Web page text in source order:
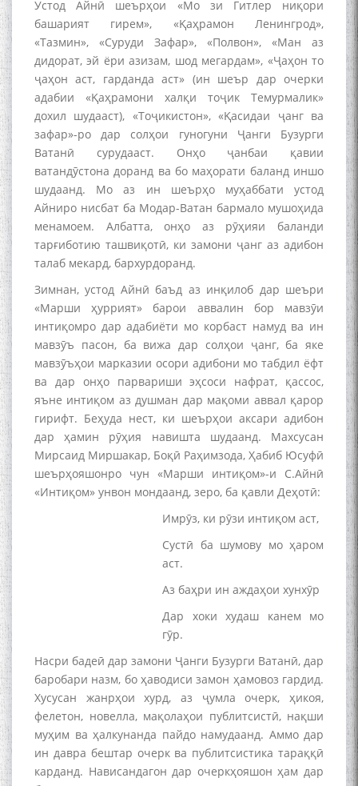
Устод Айнӣ шеърҳои «Мо зи Гитлер ниқори
башарият гирем», «Қаҳрамон Ленингрод»,
«Тазмин», «Суруди Зафар», «Полвон», «Ман аз
дидорат, эй ёри азизам, шод мегардам», «Ҷаҳон то
ҷаҳон аст, гарданда аст» (ин шеър дар очерки
адабии «Қаҳрамони халқи тоҷик Темурмалик»
дохил шудааст), «Тоҷикистон», «Қасидаи ҷанг ва
зафар»-ро дар солҳои гуногуни Ҷанги Бузурги
Ватанӣ сурудааст. Онҳо ҷанбаи қавии
ватандӯстона доранд ва бо маҳорати баланд иншо
шудаанд. Мо аз ин шеърҳо муҳаббати устод
Айниро нисбат ба Модар-Ватан бармало мушоҳида
менамоем. Албатта, онҳо аз рӯҳияи баланди
тарғиботию ташвиқотӣ, ки замони ҷанг аз адибон
талаб мекард, бархурдоранд.
Зимнан, устод Айнӣ баъд аз инқилоб дар шеъри
«Марши ҳуррият» барои аввалин бор мавзӯи
интиқомро дар адабиёти мо корбаст намуд ва ин
мавзӯъ пасон, ба вижа дар солҳои ҷанг, ба яке
мавзӯъҳои марказии осори адибони мо табдил ёфт
ва дар онҳо парвариши эҳсоси нафрат, қассос,
яъне интиқом аз душман дар мақоми аввал қарор
гирифт. Беҳуда нест, ки шеърҳои аксари адибон
дар ҳамин рӯҳия навишта шудаанд. Махсусан
Мирсаид Миршакар, Боқӣ Раҳимзода, Ҳабиб Юсуфӣ
шеърҳояшонро чун «Марши интиқом»-и С.Айнӣ
«Интиқом» унвон мондаанд, зеро, ба қавли Деҳотӣ:
Имрӯз, ки рӯзи интиқом аст,
Сустӣ ба шумову мо ҳаром
аст.
Аз баҳри ин аждаҳои хунхӯр
Дар хоки худаш канем мо
гӯр.
Насри бадеӣ дар замони Ҷанги Бузурги Ватанӣ, дар
баробари назм, бо ҳаводиси замон ҳамовоз гардид.
Хусусан жанрҳои хурд, аз ҷумла очерк, ҳикоя,
фелетон, новелла, мақолаҳои публитсистӣ, нақши
муҳим ва ҳалкунанда пайдо намудаанд. Аммо дар
ин давра бештар очерк ва публитсистика тараққӣ
карданд. Нависандагон дар очеркҳояшон ҳам дар